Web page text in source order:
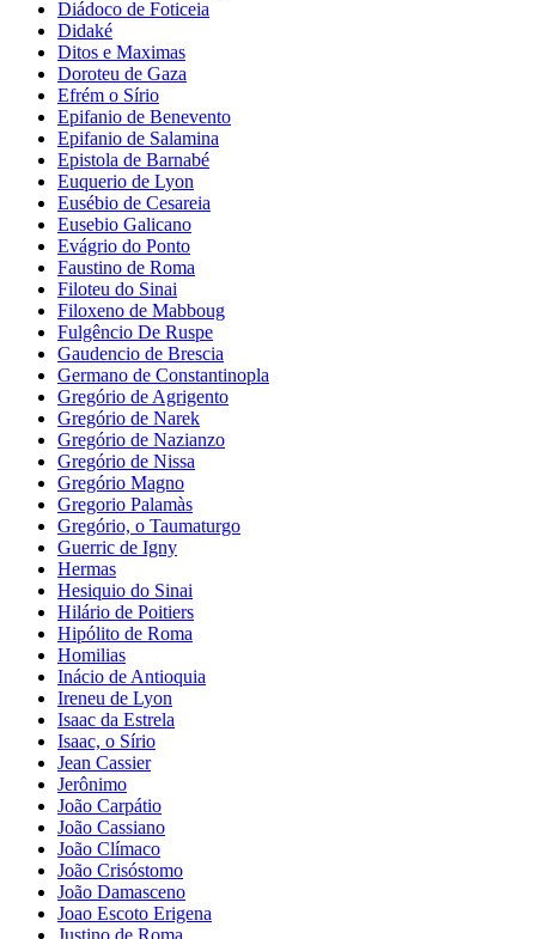
Diádoco de Foticeia
Didaké
Ditos e Maximas
Doroteu de Gaza
Efrém o Sírio
Epifanio de Benevento
Epifanio de Salamina
Epistola de Barnabé
Euquerio de Lyon
Eusébio de Cesareia
Eusebio Galicano
Evágrio do Ponto
Faustino de Roma
Filoteu do Sinai
Filoxeno de Mabboug
Fulgêncio De Ruspe
Gaudencio de Brescia
Germano de Constantinopla
Gregório de Agrigento
Gregório de Narek
Gregório de Nazianzo
Gregório de Nissa
Gregório Magno
Gregorio Palamàs
Gregório, o Taumaturgo
Guerric de Igny
Hermas
Hesiquio do Sinai
Hilário de Poitiers
Hipólito de Roma
Homilias
Inácio de Antioquia
Ireneu de Lyon
Isaac da Estrela
Isaac, o Sírio
Jean Cassier
Jerônimo
João Carpátio
João Cassiano
João Clímaco
João Crisóstomo
João Damasceno
Joao Escoto Erigena
Justino de Roma